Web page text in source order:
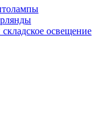
освещение